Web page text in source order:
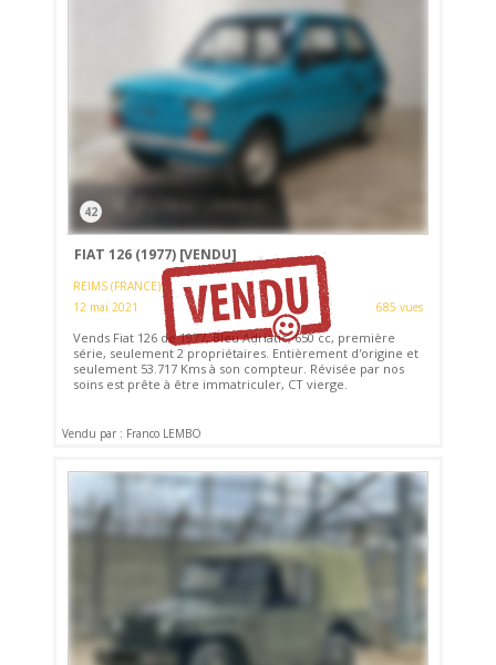
42
FIAT 126 (1977) [VENDU]
REIMS (FRANCE)
12 mai 2021
685 vues
Vends Fiat 126 de 1977, Bleu Adriatic, 650 cc, première
série, seulement 2 propriétaires. Entièrement d'origine et
seulement 53.717 Kms à son compteur. Révisée par nos
soins est prête à être immatriculer, CT vierge.
Vendu par : Franco LEMBO